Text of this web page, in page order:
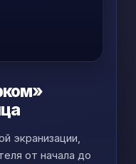
экранизации,
от начала до